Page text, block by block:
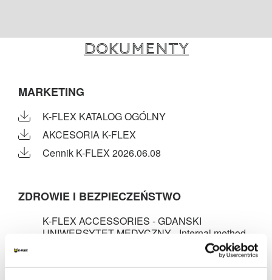
Dokumenty
MARKETING
K-FLEX KATALOG OGÓLNY
AKCESORIA K-FLEX
Cennik K-FLEX 2026.06.08
ZDROWIE I BEZPIECZEŃSTWO
K-FLEX ACCESSORIES - GDANSKI
UNIWERSYTET MEDYCZNY - Internal method
Health & Safety - Approvals - Various - K-FLEX
K-SIL / SIL A / K-FLEX PIPE SUPPORT -
Hygienic certificate - ENG